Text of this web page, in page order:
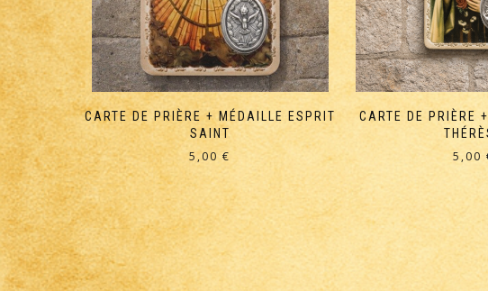
CARTE DE PRIÈRE + MÉDAILLE ESPRIT
SAINT
5,00€
CARTE DE PRIÈRE
5,00